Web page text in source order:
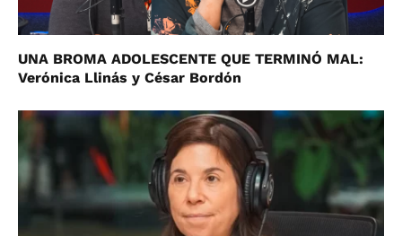
UNA BROMA ADOLESCENTE QUE TERMINÓ MAL:
Verónica Llinás y César Bordón